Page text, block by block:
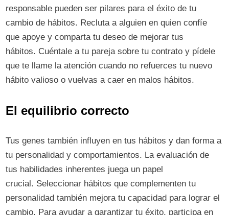
responsable pueden ser pilares para el éxito de tu
cambio de hábitos. Recluta a alguien en quien confíe
que apoye y comparta tu deseo de mejorar tus
hábitos. Cuéntale a tu pareja sobre tu contrato y pídele
que te llame la atención cuando no refuerces tu nuevo
hábito valioso o vuelvas a caer en malos hábitos.
El equilibrio correcto
Tus genes también influyen en tus hábitos y dan forma a
tu personalidad y comportamientos. La evaluación de
tus habilidades inherentes juega un papel
crucial. Seleccionar hábitos que complementen tu
personalidad también mejora tu capacidad para lograr el
cambio. Para ayudar a garantizar tu éxito, participa en